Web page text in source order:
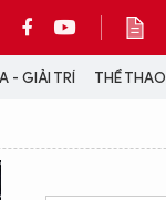
- GIẢI TRÍ THỂ THAO